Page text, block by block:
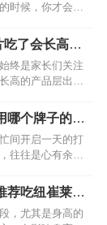
时候，你才会发
，就要严格注意
症状和吃什么能
吃了会长高
终是家长们关注
高的产品层出不
子长高的“秘密武
嚼片真的会长高
哪个牌子的早
间开启一天的打
往往是心有余而
重，普通早餐机
担心，今天就给
三合一营养早餐
荐吃纽崔莱钙
，尤其是身高的